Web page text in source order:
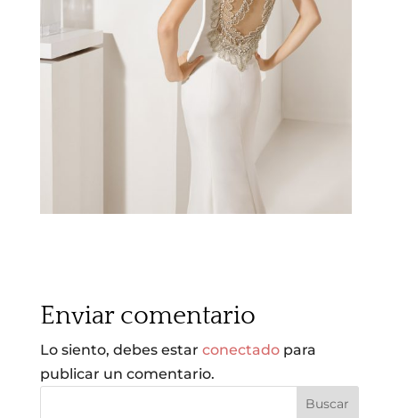
Enviar comentario
Lo siento, debes estar conectadopara
publicar un comentario.